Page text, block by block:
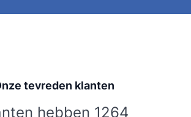
tevreden klanten
hebben 1264